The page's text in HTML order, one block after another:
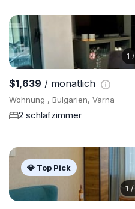
1 /
$1,639 / monatlich
Wohnung , Bulgarien, Varna
2 schlafzimmer
1
💎 Top Pick